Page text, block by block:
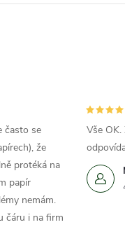
často se
že
protéká na
papír
nemám.
čáru i na firm
Vše